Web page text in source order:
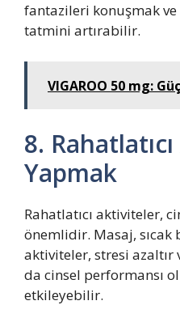
fantazileri konuşmak ve
tatmini artırabilir.
VIGAROO 50 mg:
8.
Yapmak
Rahatlatıcı aktiviteler,
önemlidir. Masaj,
aktiviteler, stresi azaltır
da cinsel performansı
etkileyebilir.